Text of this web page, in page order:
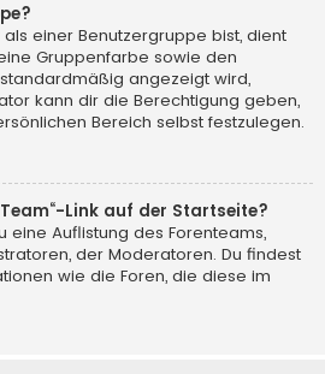
einer Benutzergruppe bist, dient
Gruppenfarbe sowie den
angezeigt wird,
kann dir die Berechtigung geben,
Bereich selbst festzulegen.
Link auf der Startseite?
eine Auflistung des Forenteams,
der Moderatoren. Du findest
wie die Foren, die diese im